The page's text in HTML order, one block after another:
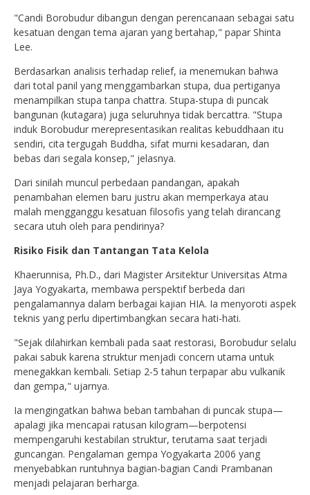
"Candi Borobudur dibangun dengan perencanaan sebagai satu
kesatuan dengan tema ajaran yang bertahap," papar Shinta
Lee.
Berdasarkan analisis terhadap relief, ia menemukan bahwa
dari total panil yang menggambarkan stupa, dua pertiganya
menampilkan stupa tanpa chattra. Stupa-stupa di puncak
bangunan (kutagara) juga seluruhnya tidak bercattra. "Stupa
induk Borobudur merepresentasikan realitas kebuddhaan itu
sendiri, cita tergugah Buddha, sifat murni kesadaran, dan
bebas dari segala konsep," jelasnya.
Dari sinilah muncul perbedaan pandangan, apakah
penambahan elemen baru justru akan memperkaya atau
malah mengganggu kesatuan filosofis yang telah dirancang
secara utuh oleh para pendirinya?
Risiko Fisik dan Tantangan Tata Kelola
Khaerunnisa, Ph.D., dari Magister Arsitektur Universitas Atma
Jaya Yogyakarta, membawa perspektif berbeda dari
pengalamannya dalam berbagai kajian HIA. Ia menyoroti aspek
teknis yang perlu dipertimbangkan secara hati-hati.
"Sejak dilahirkan kembali pada saat restorasi, Borobudur selalu
pakai sabuk karena struktur menjadi concern utama untuk
menegakkan kembali. Setiap 2-5 tahun terpapar abu vulkanik
dan gempa," ujarnya.
Ia mengingatkan bahwa beban tambahan di puncak stupa—
apalagi jika mencapai ratusan kilogram—berpotensi
mempengaruhi kestabilan struktur, terutama saat terjadi
guncangan. Pengalaman gempa Yogyakarta 2006 yang
menyebabkan runtuhnya bagian-bagian Candi Prambanan
menjadi pelajaran berharga.